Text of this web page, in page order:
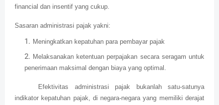
financial dan insentif yang cukup.
Sasaran administrasi pajak yakni:
Meningkatkan kepatuhan para pembayar pajak
Melaksanakan ketentuan perpajakan secara seragam untuk
penerimaan maksimal dengan biaya yang optimal.
Efektivitas administrasi pajak bukanlah satu-satunya
indikator kepatuhan pajak, di negara-negara yang memiliki derajat